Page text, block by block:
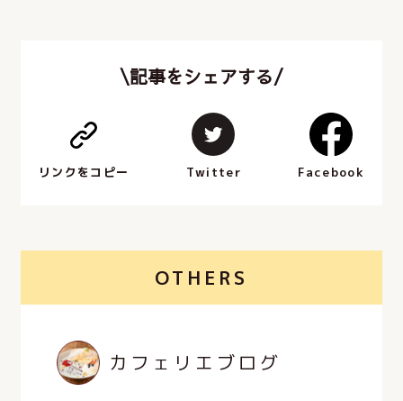
\記事をシェアする/
リンクをコピー Twitter Facebook
OTHERS
カフェリエブログ